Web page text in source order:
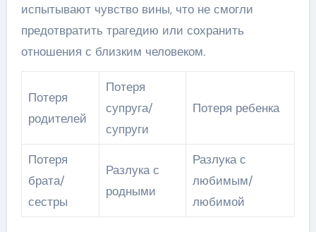
испытывают чувство вины, что не смогли
предотвратить трагедию или сохранить
отношения с близким человеком.
Потеря
родителей
Потеря
супруга/
супруги
Потеря ребенка
Потеря
брата/
сестры
Разлука с
родными
Разлука с
любимым/
любимой